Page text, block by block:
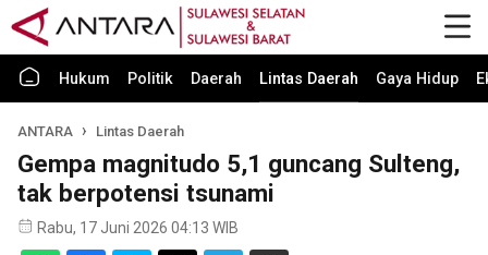
Hukum Politik Daerah Lintas Daerah Gaya Hidup
ANTARA Lintas Daerah
Gempa magnitudo 5,1 guncang Sulteng,
tak berpotensi tsunami
Rabu, 17 Juni 2026 04:13 WIB